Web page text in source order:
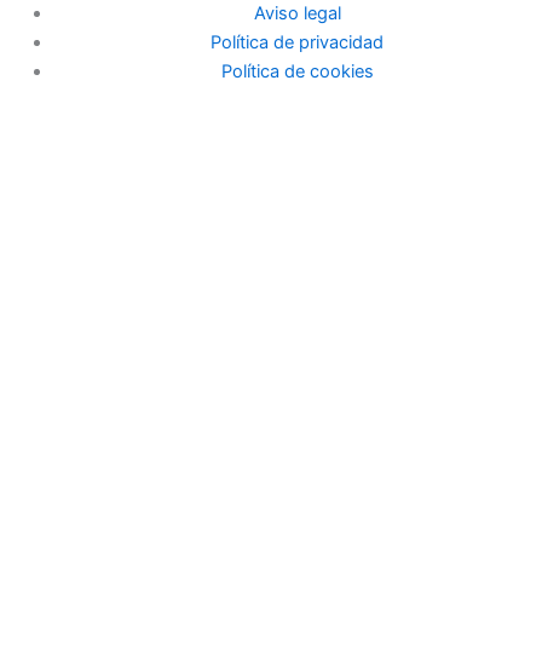
Aviso legal
Política de privacidad
Política de cookies